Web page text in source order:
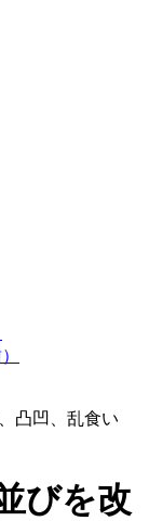
凸凹、乱食い
びを改